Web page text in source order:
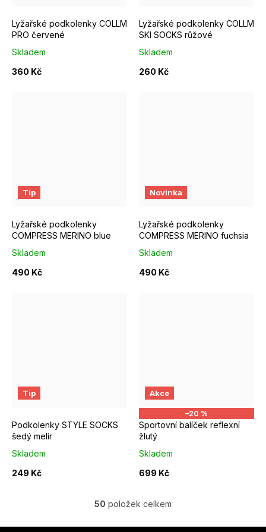
Lyžařské podkolenky COLLM
PRO červené
Skladem
360 Kč
Lyžařské podkolenky COLLM
SKI SOCKS růžové
Skladem
260 Kč
Tip
Lyžařské podkolenky
COMPRESS MERINO blue
Skladem
490 Kč
S/M EUR 37-39 M/L EUR 40-42 L/XL EUR 43-46
Novinka
Lyžařské podkolenky
COMPRESS MERINO fuchsia
Skladem
490 Kč
S/M EUR 37-39
Tip
Podkolenky STYLE SOCKS
šedý melír
Skladem
249 Kč
Akce
–20 %
Sportovní balíček reflexní
žlutý
Skladem
699 Kč
S/M EUR 37-39
O
50 položek celkem